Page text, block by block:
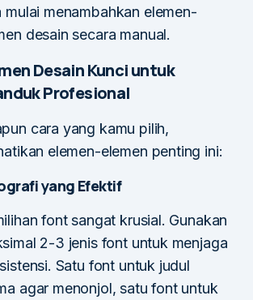
mulai menambahkan elemen-
desain secara manual.
Desain Kunci untuk
Profesional
cara yang kamu pilih,
elemen-elemen penting ini:
yang Efektif
font sangat krusial. Gunakan
2-3 jenis font untuk menjaga
Satu font untuk judul
agar menonjol, satu font untuk